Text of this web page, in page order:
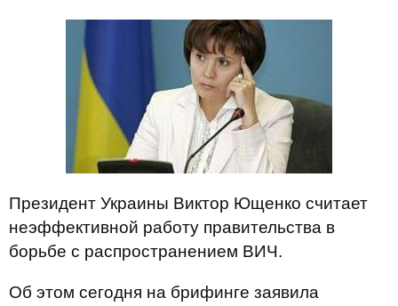
Президент Украины Виктор Ющенко считает
неэффективной работу правительства в
борьбе с распространением ВИЧ.
Об этом сегодня на брифинге заявила